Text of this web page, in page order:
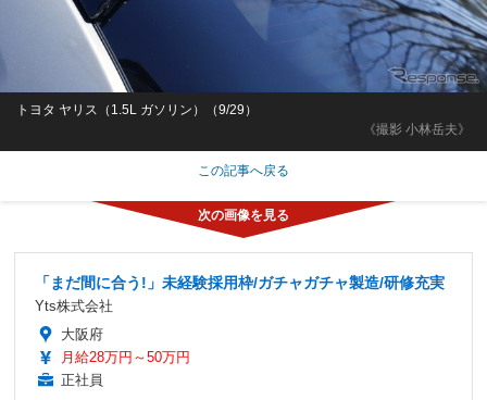
《撮影 小林岳夫》
トヨタ ヤリス（1.5L ガソリン）（9/29）
この記事へ戻る
「まだ間に合う!」未経験採用枠/ガチャガチャ製造/研修充実
Yts株式会社
大阪府
月給28万円～50万円
正社員